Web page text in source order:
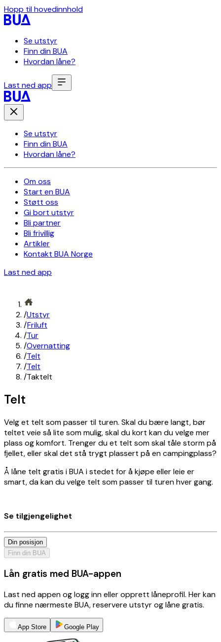
Hopp til hovedinnhold
Se utstyr
Finn din BUA
Hvordan låne?
Last ned app
Se utstyr
Finn din BUA
Hvordan låne?
Om oss
Start en BUA
Støtt oss
Gi bort utstyr
Bli partner
Bli frivillig
Artikler
Kontakt BUA Norge
Last ned app
/Utstyr
/Friluft
/Tur
/Overnatting
/Telt
/Telt
/Taktelt
Telt
Velg et telt som passer til turen. Skal du bære langt, bør
teltet veie så lite som mulig, skal du kort kan du velge mer
plass og komfort. Trenger du et telt som skal tåle storm på
fjellet, eller skal det stå trygt plassert på en campingplass?
Å låne telt gratis i BUA i stedet for å kjøpe eller leie er
smart, da kan du velge telt som passer til turen hver gang.
Se tilgjengelighet
Din posisjon
Finn din BUA
Lån gratis med BUA-appen
Last ned appen og logg inn eller opprett låneprofil. Her kan
du finne nærmeste BUA, reservere utstyr og låne gratis.
App Store Google Play